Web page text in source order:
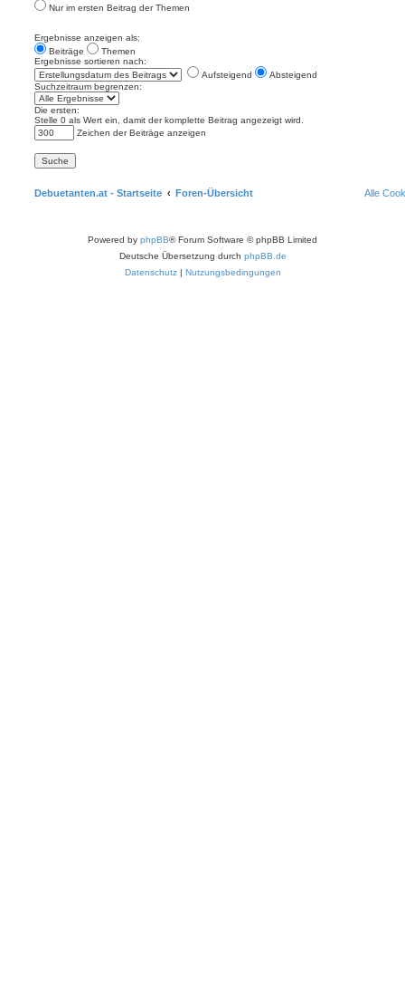
Nur im ersten Beitrag der Themen
Ergebnisse anzeigen als:
Beiträge
Themen
Ergebnisse sortieren nach:
Aufsteigend
Absteigend
Suchzeitraum begrenzen:
Die ersten:
Stelle 0 als Wert ein, damit der komplette Beitrag angezeigt wird.
Zeichen der Beiträge anzeigen
Debuetanten.at - Startseite Foren-Übersicht Alle
Powered by phpBB® Forum Software © phpBB Limited
Deutsche Übersetzung durch phpBB.de
Datenschutz| Nutzungsbedingungen